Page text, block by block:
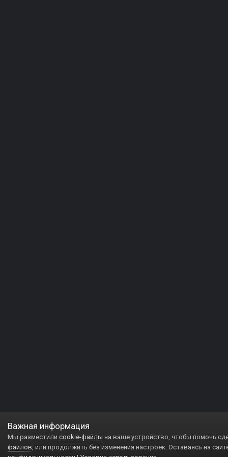
Важная информация
Мы разместили cookie-файлы на ваше устройство, чтобы помочь
файлов, или продолжить без изменения настроек. Оставаясь на